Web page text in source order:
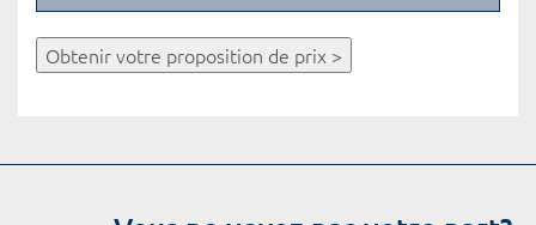
Obtenir votre proposition de prix >